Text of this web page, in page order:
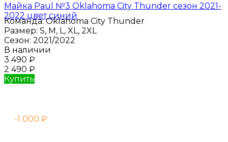
Майка Paul №3 Oklahoma City Thunder сезон 2021-
2022 цвет синий
Команда:Oklahoma City Thunder
Размер: S, M, L, XL, 2XL
Сезон: 2021/2022
В наличии
3 490 ₽
2 490 ₽
Купить
-1 000 ₽